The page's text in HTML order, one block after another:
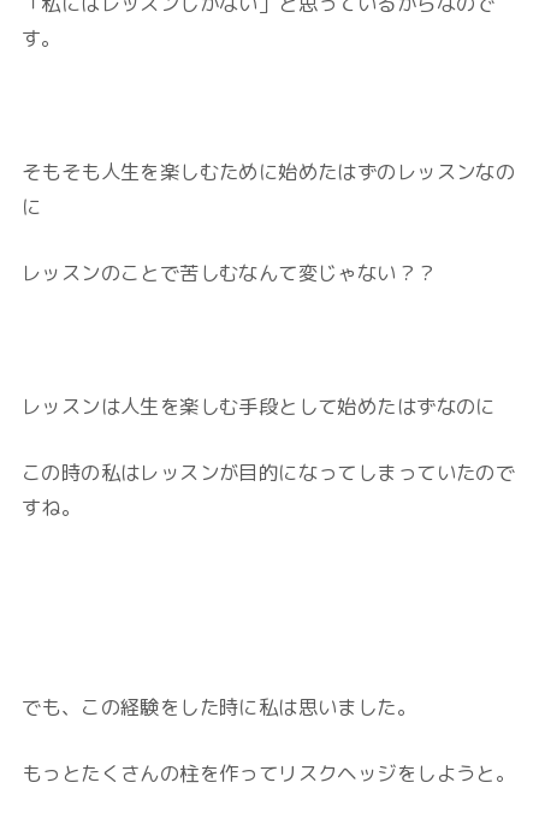
す。
そもそも人生を楽しむために始めたはずのレッスンなの
に
レッスンのことで苦しむなんて変じゃない？？
レッスンは人生を楽しむ手段として始めたはずなのに
この時の私はレッスンが目的になってしまっていたので
すね。
でも、この経験をした時に私は思いました。
もっとたくさんの柱を作ってリスクヘッジをしようと。